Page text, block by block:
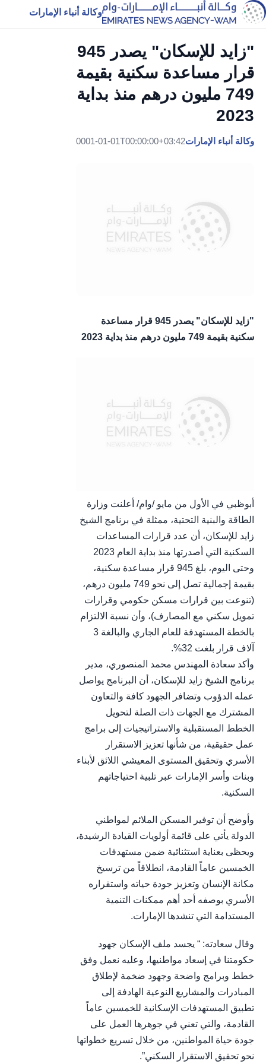
وكالة أنباء الإمارات
"زايد للإسكان" يصدر 945
قرار مساعدة سكنية بقيمة
749 مليون درهم منذ بداية
2023
وكالة أنباء الإمارات0001-01-01T00:00:00+03:42
"زايد للإسكان" يصدر 945 قرار مساعدة
سكنية بقيمة 749 مليون درهم منذ بداية 2023
أبوظبي في الأول من مايو /وام/ أعلنت وزارة
الطاقة والبنية التحتية، ممثلة في برنامج الشيخ
زايد للإسكان، أن عدد قرارات المساعدات
السكنية التي أصدرتها منذ بداية العام 2023
وحتى اليوم، بلغ 945 قرار مساعدة سكنية،
بقيمة إجمالية تصل إلى نحو 749 مليون درهم،
(تنوعت بين قرارات مسكن حكومي وقرارات
تمويل سكني مع المصارف)، وأن نسبة الالتزام
بالخطة المستهدفة للعام الجاري والبالغة 3
آلاف قرار بلغت 32%.
وأكد سعادة المهندس محمد المنصوري، مدير
برنامج الشيخ زايد للإسكان، أن البرنامج يواصل
عمله الدؤوب وتضافر الجهود كافة والتعاون
المشترك مع الجهات ذات الصلة لتحويل
الخطط المستقبلية والاستراتيجيات إلى برامج
عمل حقيقية، من شأنها تعزيز الاستقرار
الأسري وتحقيق المستوى المعيشي اللائق لأبناء
وبنات وأسر الإمارات عبر تلبية احتياجاتهم
السكنية.
وأوضح أن توفير المسكن الملائم لمواطني
الدولة يأتي على قائمة أولويات القيادة الرشيدة،
ويحظى بعناية استثنائية ضمن مستهدفات
الخمسين عاماً القادمة، انطلاقاً من ترسيخ
مكانة الإنسان وتعزيز جودة حياته واستقراره
الأسري بوصفه أحد أهم ممكنات التنمية
المستدامة التي تنشدها الإمارات.
وقال سعادته: “ يجسد ملف الإسكان جهود
حكومتنا في إسعاد مواطنيها، وعليه نعمل وفق
خطط وبرامج واضحة وجهود ضخمة لإطلاق
المبادرات والمشاريع النوعية الهادفة إلى
تطبيق المستهدفات الإسكانية للخمسين عاماً
القادمة، والتي تعني في جوهرها العمل على
جودة حياة المواطنين، من خلال تسريع خطواتها
نحو تحقيق الاستقرار السكني”.